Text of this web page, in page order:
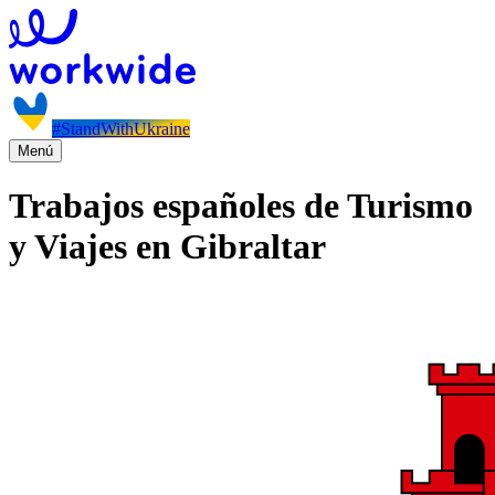
#StandWithUkraine
Menú
Trabajos españoles de Turismo
y Viajes en Gibraltar